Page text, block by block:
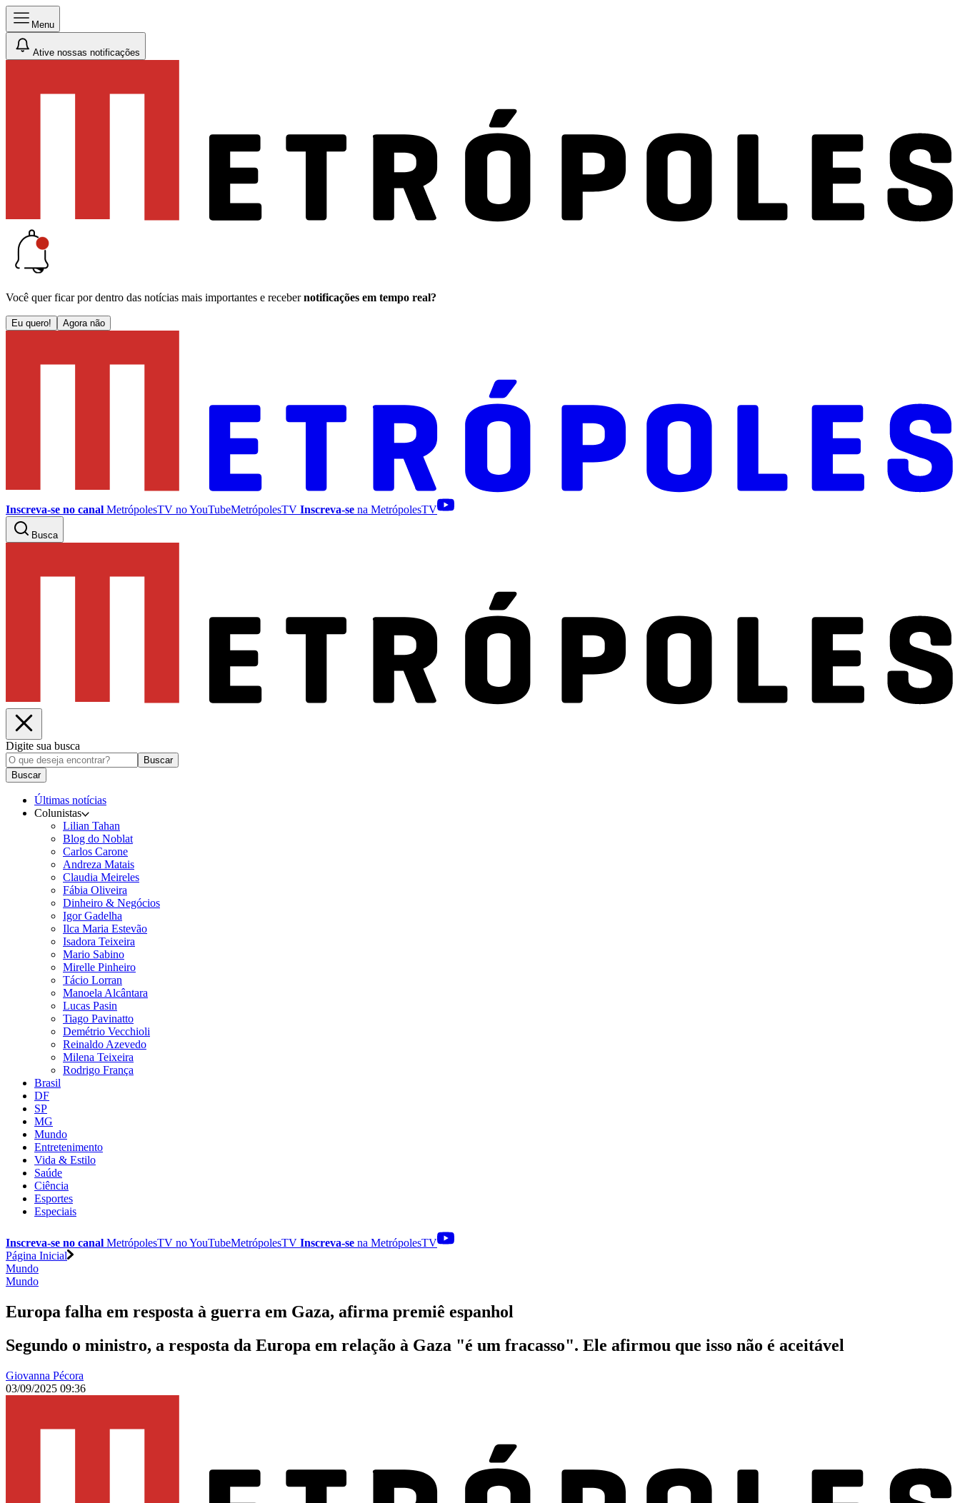
Menu
Ative nossas notificações
Você quer ficar por dentro das notícias mais importantes e receber notificações em tempo real?
Eu quero! Agora não
Inscreva-se no canal MetrópolesTV noYouTubeMetrópolesTV Inscreva-se na MetrópolesTV
Busca
Digite sua busca
Buscar
Buscar
Últimas notícias
Colunistas
Lilian Tahan
Blog do Noblat
Carlos Carone
Andreza Matais
Claudia Meireles
Fábia Oliveira
Dinheiro & Negócios
Igor Gadelha
Ilca Maria Estevão
Isadora Teixeira
Mario Sabino
Mirelle Pinheiro
Tácio Lorran
Manoela Alcântara
Lucas Pasin
Tiago Pavinatto
Demétrio Vecchioli
Reinaldo Azevedo
Milena Teixeira
Rodrigo França
Brasil
DF
SP
MG
Mundo
Entretenimento
Vida & Estilo
Saúde
Ciência
Esportes
Especiais
Inscreva-se no canal MetrópolesTV noYouTubeMetrópolesTV Inscreva-se na MetrópolesTV
Página Inicial
Mundo
Mundo
Europa falha em resposta à guerra em Gaza, afirma premiê espanhol
Segundo o ministro, a resposta da Europa em relação à Gaza "é um fracasso". Ele afirmou que isso não é aceitável
Giovanna Pécora
03/09/2025 09:36